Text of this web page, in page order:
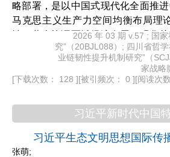
略部署，是以中国式现代化全面推
马克思主义生产力空间均衡布局理
性，蕴含协调区域经济发展、强化
战略腹地建设的行动逻辑主要体现
键产业备份提升产业链供应链韧性
衡。在路径上，在“十五五”时期推
来产业，强化安全可控的关键产业
型经济体系。
2026 年 03 期 v.57 ; 国
究”（20BJL088）; 四川省哲
业链韧性提升机制研究”（
家战略
[下载次数： 128 ][被引频次： 0 ][阅读次
习近平新时代中国
习近平生态文明思想国际传
张萌;